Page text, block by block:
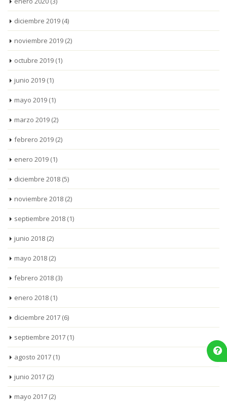
diciembre 2019 (4)
noviembre 2019 (2)
octubre 2019 (1)
junio 2019 (1)
mayo 2019 (1)
marzo 2019 (2)
febrero 2019 (2)
enero 2019 (1)
diciembre 2018 (5)
noviembre 2018 (2)
septiembre 2018 (1)
junio 2018 (2)
mayo 2018 (2)
febrero 2018 (3)
enero 2018 (1)
diciembre 2017 (6)
septiembre 2017 (1)
agosto 2017 (1)
junio 2017 (2)
mayo 2017 (2)